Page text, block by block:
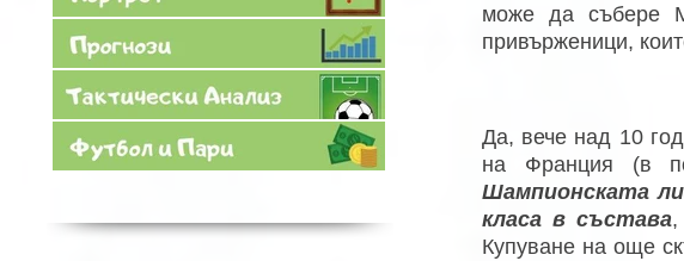
може да събере
привърженици,
Да, вече над 10
на Франция (в
Шампионската
класа в състава,
Купуване на още